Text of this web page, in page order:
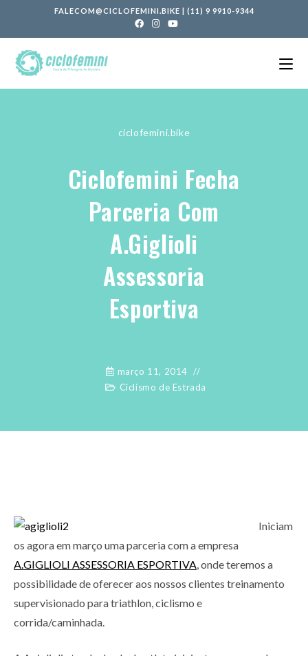
FALECOM@CICLOFEMINI.BIKE | (11) 9 9910-9344
ciclofemini.bike
Ciclofemini Fecha
Parceria Com
A.Giglioli
Assessoria
Esportiva
março 11, 2014
Ciclismo de Estrada
Iniciam
os agora em março uma parceria com a empresa
A.GIGLIOLI ASSESSORIA ESPORTIVA, onde teremos a
possibilidade de oferecer aos nossos clientes treinamento
supervisionado para triathlon, ciclismo e
corrida/caminhada.